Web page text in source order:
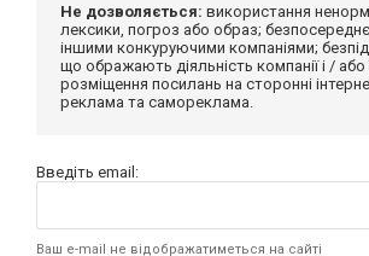
Не дозволяється: використання
лексики, погроз або образ;
іншими конкуруючими компаніями;
що ображають діяльність компанії і / або
розміщення посилань на сторонні
реклама та самореклама.
Введіть email:
Ваш e-mail не відображатиметься на сайті